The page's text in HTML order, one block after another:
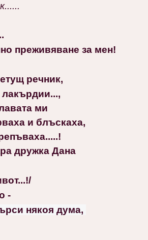
преживяване за мен!
речник,
ми
и блъскаха,
дружка Дана
-
някоя дума,